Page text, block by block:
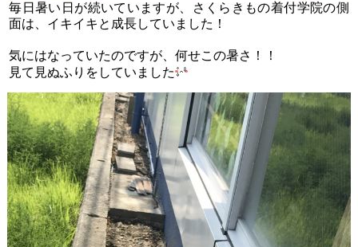
毎日暑い日が続いていますが、さくらきもの着付学院の側
面は、イキイキと成長していました！
気にはなっていたのですが、何せこの暑さ！！
見て見ぬふりをしていました